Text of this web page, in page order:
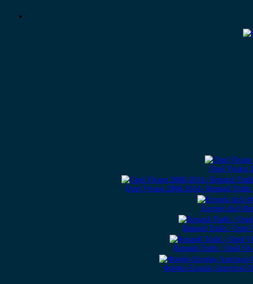
Opel Vivaro
Opel Vivaro 2006-2014 / Renault
Εμπρός Δεξί
Renault Trafic / Opel
Renault Trafic / Opel
Φανάρι Εμπρός Αριστερό